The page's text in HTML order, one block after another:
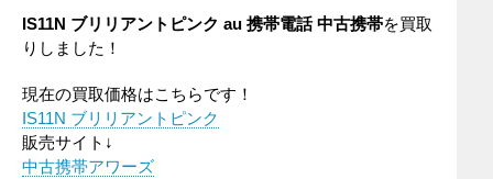
IS11N ブリリアントピンク au 携帯電話中古携帯を買取
りしました！
現在の買取価格はこちらです！
IS11N ブリリアントピンク
販売サイト↓
中古携帯アワーズ